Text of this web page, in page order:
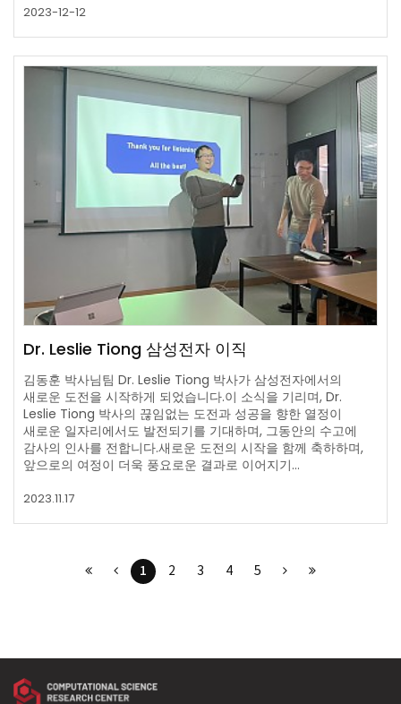
2023-12-12
Dr. Leslie Tiong 삼성전자 이직
김동훈 박사님팀 Dr. Leslie Tiong 박사가 삼성전자에서의
새로운 도전을 시작하게 되었습니다.이 소식을 기리며, Dr.
Leslie Tiong 박사의 끊임없는 도전과 성공을 향한 열정이
새로운 일자리에서도 발전되기를 기대하며, 그동안의 수고에
감사의 인사를 전합니다.새로운 도전의 시작을 함께 축하하며,
앞으로의 여정이 더욱 풍요로운 결과로 이어지기…
2023.11.17
1 2 3 4 5